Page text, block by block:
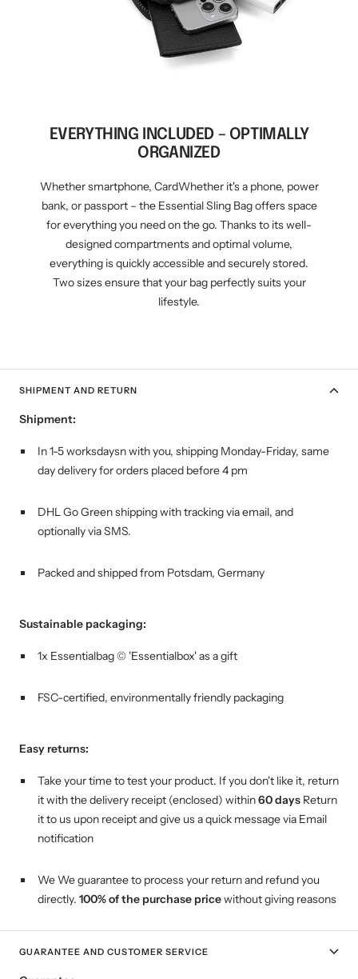
EVERYTHING INCLUDED – OPTIMALLY
ORGANIZED
Whether smartphone, CardWhether it's a phone, power
bank, or passport – the Essential Sling Bag offers space
for everything you need on the go. Thanks to its well-
designed compartments and optimal volume,
everything is quickly accessible and securely stored.
Two sizes ensure that your bag perfectly suits your
lifestyle.
SHIPMENT AND RETURN
Shipment:
In 1-5 worksdaysn with you, shipping Monday-Friday, same
day delivery for orders placed before 4 pm
DHL Go Green shipping with tracking via email, and
optionally via SMS.
Packed and shipped from Potsdam, Germany
Sustainable packaging:
1x Essentialbag © 'Essentialbox' as a gift
FSC-certified, environmentally friendly packaging
Easy returns:
Take your time to test your product. If you don't like it, return
it with the delivery receipt (enclosed) within60 daysReturn
it to us upon receipt and give us a quick message via Email
notification
We We guarantee to process your return and refund you
directly. 100% of the purchase pricewithout giving reasons
GUARANTEE AND CUSTOMER SERVICE